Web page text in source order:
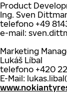
Product
Ing. Sven
telefono +49
e-mail:
Marketing
Lukáš Líbal
telefono +420
E-Mail: